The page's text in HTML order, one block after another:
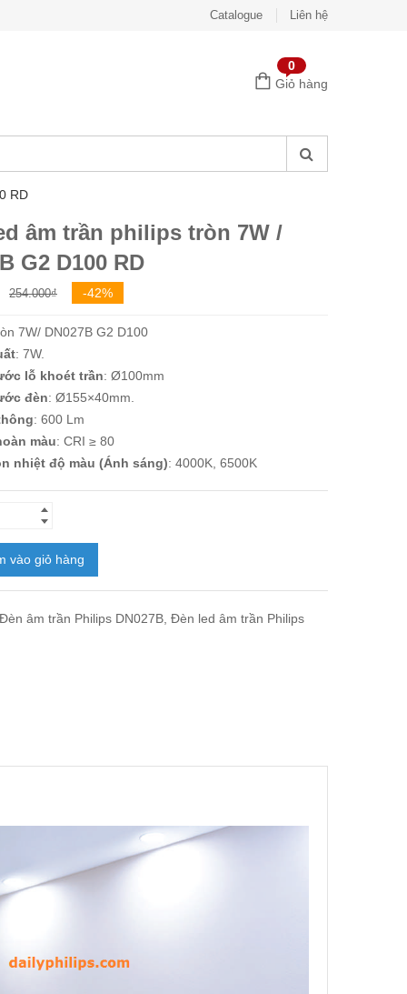
Catalogue Liên hệ
0
Giỏ hàng
RD
âm trần philips tròn 7W /
G2 D100 RD
254.000₫Giá
là:
Giá
tại
147.000₫.
-42%
7W/ DN027B G2 D100
: 7W.
lỗ khoét trần: Ø100mm
đèn: Ø155×40mm.
: 600 Lm
màu: CRI ≥ 80
nhiệt độ màu (Ánh sáng): 4000K, 6500K
vào giỏ hàng
Đèn âm trần Philips DN027B, Đèn led âm trần Philips